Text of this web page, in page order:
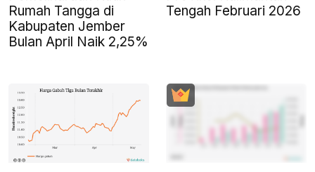
Rumah Tangga di
Kabupaten Jember
Bulan April Naik 2,25%
Tengah Februari 2026